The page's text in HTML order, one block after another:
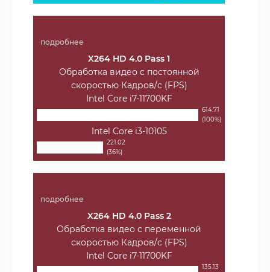
подробнее
X264 HD 4.0 Pass 1
Обработка видео с постоянной
скоростью Кадров/с (FPS)
Intel Core i7-11700KF
614.71
(100%)
Intel Core i3-10105
221.02
(36%)
подробнее
X264 HD 4.0 Pass 2
Обработка видео с переменной
скоростью Кадров/с (FPS)
Intel Core i7-11700KF
135.13